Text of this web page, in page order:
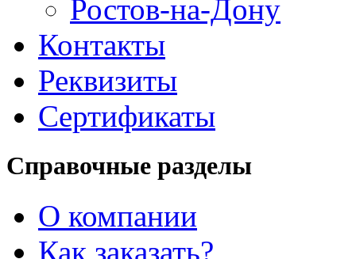
Ростов-на-Дону
Контакты
Реквизиты
Сертификаты
Справочные разделы
О компании
Как заказать?